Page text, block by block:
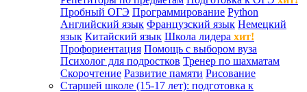
Пробный ОГЭ Программирование Python
Английский язык Французский язык Немецкий
язык Китайский язык Школа лидера хит!
Профориентация Помощь с выбором вуза
Психолог для подростков Тренер по шахматам
Скорочтение Развитие памяти Рисование
Старшей школе (15-17 лет): подготовка к